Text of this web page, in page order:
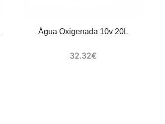
Água Oxigenada 10v 20L
32.32€